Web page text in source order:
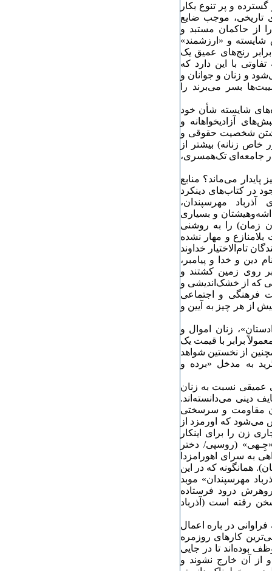
و پر تنوع بکار
تاریخی، موجب ضایع
از حاکمان مستبد و
و «ارزشمند»
رنج‌های عمیق یک
با این دارد که
و زنان و جوانان و
بسر می‌برند را
شایسته شأن خود
آزادیخواهانه و
شخصیت حقوقی و
خاص زنانه) بیشتر از
جامعه‌ای تک‌همسری،
می‌ماند؟ منابع
در کتاب‌های دینکرد
مهرسپندان،
اشه‌وهیشتان و بسیاری
زمان) را به روشنی
و مهار نشده
تام‌الاختیار خداوند
دین و خدا و پیامبر،
بر روی زمین کشتند و
که از خشک‌اندیشی و
فرهنگی و اجتماعی
از هر چیز به آیین و
زنان اموال و
برابر با قیمت یک
نکته همچنین از نخستین شواهد
به مدخل «برده و
عمیقی نسبت به زنان
دینی می‌دانسته‌اند.
مقاومت و سرسختی
می‌شود که اورمزد از
زن را برای اینکار
(روسپی/ دختر
به سرای اهورامزدا
همانگونه که در این
مهرسپندان» موبد
درود فرستاده
رفته است (آذرباد
در باره اعمال
کارهای روزمره
بوده‌اند تا در جایی
و از آن خارج نشوند و